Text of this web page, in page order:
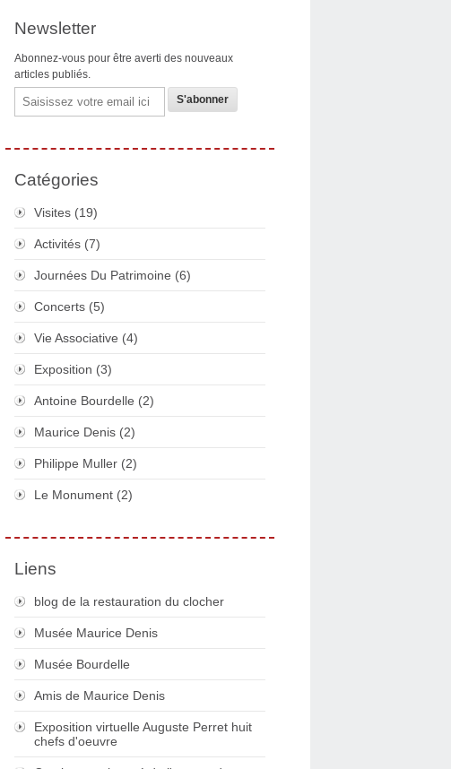
Newsletter
Abonnez-vous pour être averti des nouveaux
articles publiés.
Email
Catégories
Visites (19)
Activités (7)
Journées Du Patrimoine (6)
Concerts (5)
Vie Associative (4)
Exposition (3)
Antoine Bourdelle (2)
Maurice Denis (2)
Philippe Muller (2)
Le Monument (2)
Liens
blog de la restauration du clocher
Musée Maurice Denis
Musée Bourdelle
Amis de Maurice Denis
Exposition virtuelle Auguste Perret huit
chefs d'oeuvre